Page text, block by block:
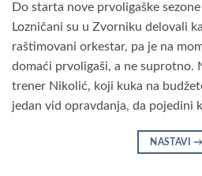
Do starta nove prvoligaške
Lozničani su u Zvorniku delovali
raštimovani orkestar, pa je na
domaći prvoligaši, a ne suprotno.
trener Nikolić, koji kuka na
jedan vid opravdanja, da pojedini
NASTAVI→